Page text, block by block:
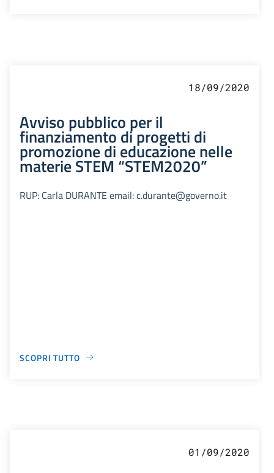
18/09/2020
Avviso pubblico per il
finanziamento di progetti di
promozione di educazione nelle
materie STEM “STEM2020”
RUP: Carla DURANTE email: c.durante@governo.it
SCOPRI TUTTO
01/09/2020